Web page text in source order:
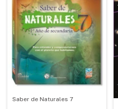
Saber de Naturales 7